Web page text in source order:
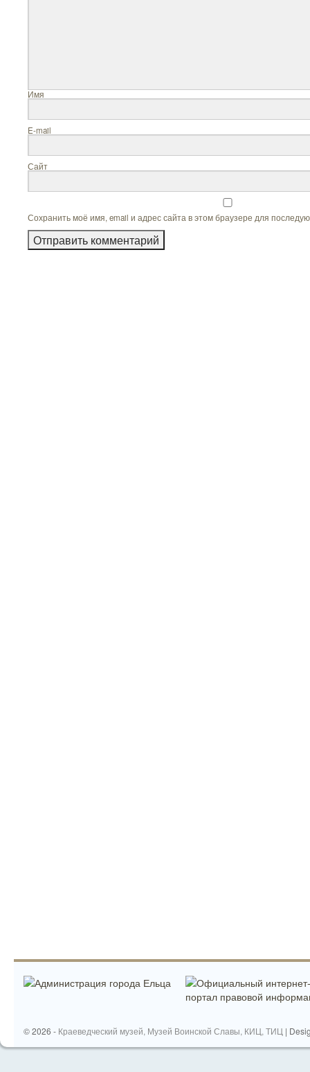
E-
Сайт
Сохранить моё имя, email и адрес сайта в этом браузере для
© 2026 - Краеведческий музей, Музей Воинской Славы, КИЦ, ТИЦ |